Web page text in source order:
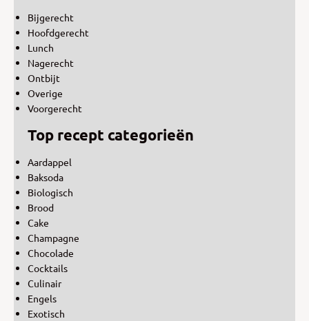
Bijgerecht
Hoofdgerecht
Lunch
Nagerecht
Ontbijt
Overige
Voorgerecht
Top recept categorieën
Aardappel
Baksoda
Biologisch
Brood
Cake
Champagne
Chocolade
Cocktails
Culinair
Engels
Exotisch